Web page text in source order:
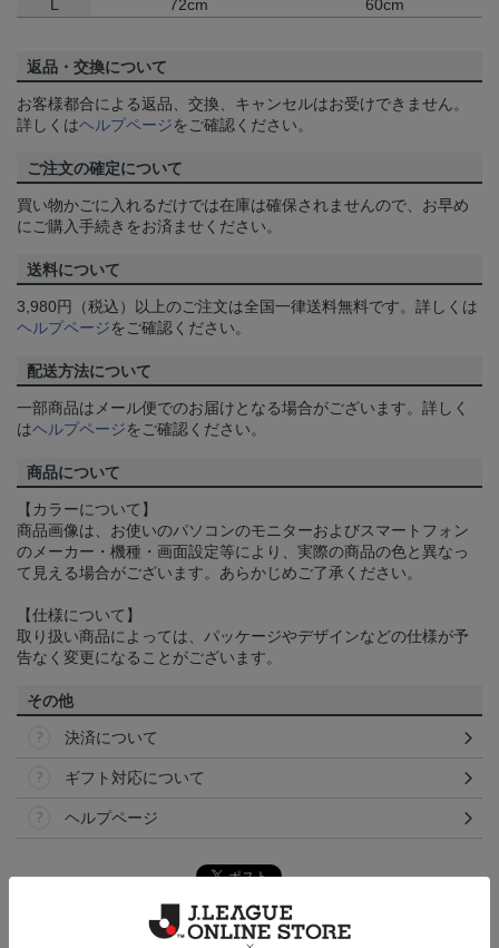
L
72cm 60cm
返品・交換について
お客様都合による返品、交換、キャンセルはお受けできません。
詳しくはヘルプページをご確認ください。
ご注文の確定について
買い物かごに入れるだけでは在庫は確保されませんので、お早め
にご購入手続きをお済ませください。
送料について
3,980円（税込）以上のご注文は全国一律送料無料です。詳しくは
ヘルプページをご確認ください。
配送方法について
一部商品はメール便でのお届けとなる場合がございます。詳しく
はヘルプページをご確認ください。
商品について
【カラーについて】
商品画像は、お使いのパソコンのモニターおよびスマートフォン
のメーカー・機種・画面設定等により、実際の商品の色と異なっ
て見える場合がございます。あらかじめご了承ください。
【仕様について】
取り扱い商品によっては、パッケージやデザインなどの仕様が予
告なく変更になることがございます。
その他
決済について
ギフト対応について
ヘルプページ